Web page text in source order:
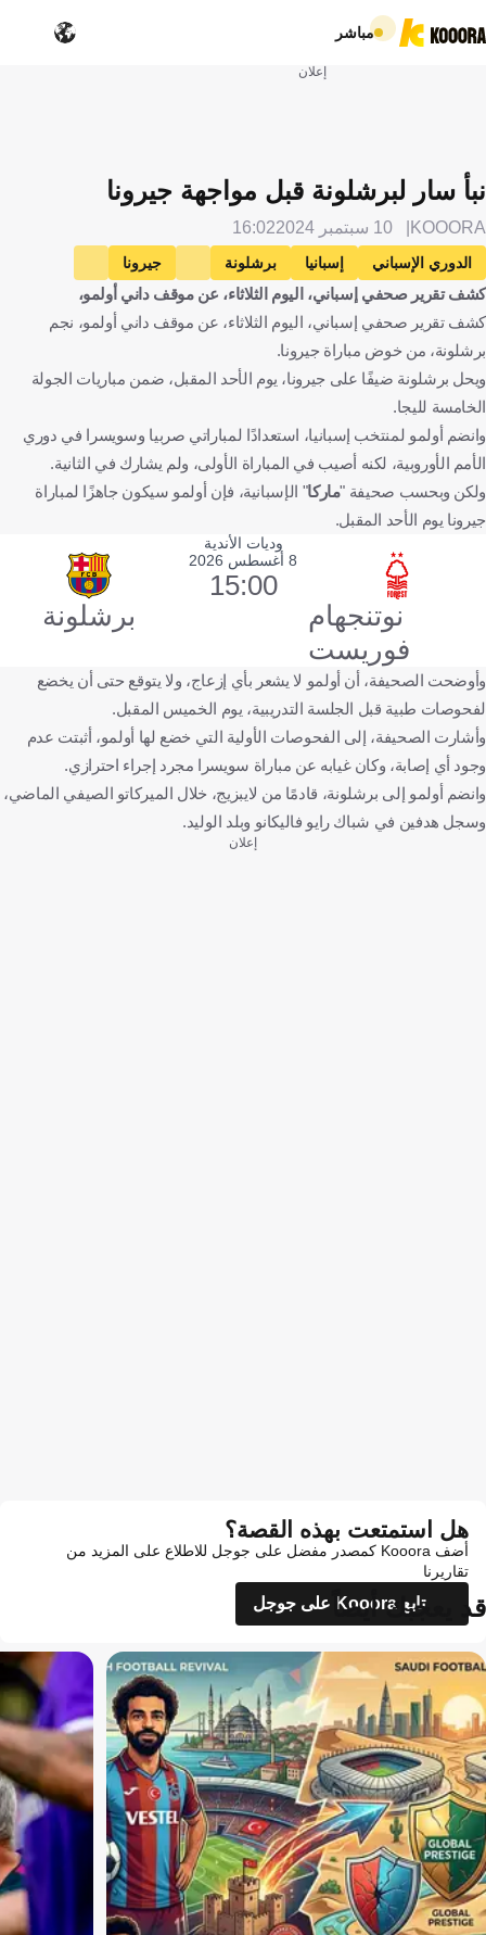
مباشر
إعلان
نبأ سار لبرشلونة قبل مواجهة جيرونا
KOOORA 10 سبتمبر 2024 16:02
الدوري الإسباني إسبانيا برشلونة
جيرونا
داني أولمو
كرة قدم
كشف تقرير صحفي إسباني، اليوم الثلاثاء، عن موقف داني أولمو،
كشف تقرير صحفي إسباني، اليوم الثلاثاء، عن موقف داني أولمو، نجم
برشلونة، من خوض مباراة جيرونا.
ويحل برشلونة ضيفًا على جيرونا، يوم الأحد المقبل، ضمن مباريات الجولة
الخامسة لليجا.
وانضم أولمو لمنتخب إسبانيا، استعدادًا لمباراتي صربيا وسويسرا في دوري
الأمم الأوروبية، لكنه أصيب في المباراة الأولى، ولم يشارك في الثانية.
ولكن وبحسب صحيفة "ماركا" الإسبانية، فإن أولمو سيكون جاهزًا لمباراة
جيرونا يوم الأحد المقبل.
وديات الأندية
نوتنجهام
فوريست
8 أغسطس 2026
15:00
برشلونة
وأوضحت الصحيفة، أن أولمو لا يشعر بأي إزعاج، ولا يتوقع حتى أن يخضع
لفحوصات طبية قبل الجلسة التدريبية، يوم الخميس المقبل.
وأشارت الصحيفة، إلى الفحوصات الأولية التي خضع لها أولمو، أثبتت عدم
وجود أي إصابة، وكان غيابه عن مباراة سويسرا مجرد إجراء احترازي.
وانضم أولمو إلى برشلونة، قادمًا من لايبزيج، خلال الميركاتو الصيفي الماضي،
وسجل هدفين في شباك رايو فاليكانو وبلد الوليد.
إعلان
هل استمتعت بهذه القصة؟
أضف Kooora كمصدر مفضل على جوجل للاطلاع على المزيد من
تقاريرنا
تابع Kooora على جوجل
قد يعجبك أيضاً